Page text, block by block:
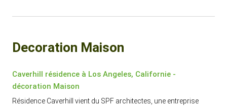
Decoration Maison
Caverhill résidence à Los Angeles, Californie -
décoration Maison
Résidence Caverhill vient du SPF architectes, une entreprise